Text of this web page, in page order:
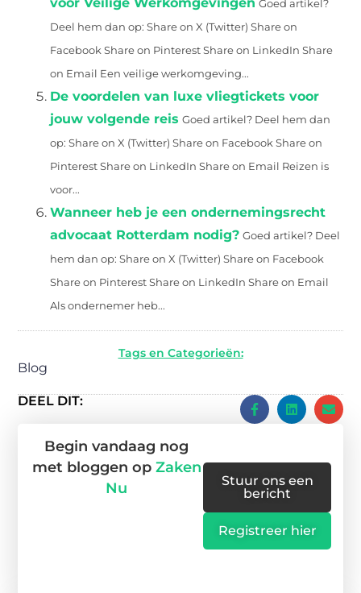
Goed artikel?
Deel hem dan op: Share on X (Twitter) Share on
Facebook Share on Pinterest Share on LinkedIn Share
on Email Een veilige werkomgeving...
De voordelen van luxe vliegtickets voor
jouw volgende reis Goed artikel? Deel hem dan
op: Share on X (Twitter) Share on Facebook Share on
Pinterest Share on LinkedIn Share on Email Reizen is
voor...
Wanneer heb je een ondernemingsrecht
advocaat Rotterdam nodig? Goed artikel? Deel
hem dan op: Share on X (Twitter) Share on Facebook
Share on Pinterest Share on LinkedIn Share on Email
Als ondernemer heb...
Tags en Categorieën:
Blog
DEEL DIT:
Begin vandaag nog
met bloggen op Zaken
Nu
Stuur ons een
bericht
Registreer hier